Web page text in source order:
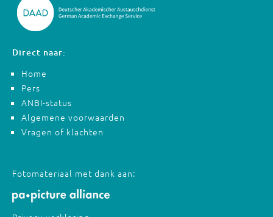
Direct naar:
Home
Pers
ANBI-status
Algemene voorwaarden
Vragen of klachten
Fotomateriaal met dank aan: